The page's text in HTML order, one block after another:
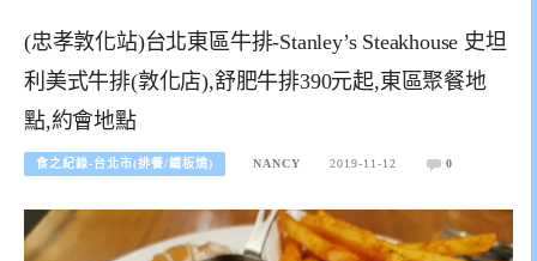
(忠孝敦化站)台北東區牛排-Stanley’s Steakhouse 史坦
利美式牛排(敦化店),舒肥牛排390元起,東區聚餐地
點,約會地點
食之紀錄-台北市(排餐/鐵板燒) NANCY 2019-11-12 0